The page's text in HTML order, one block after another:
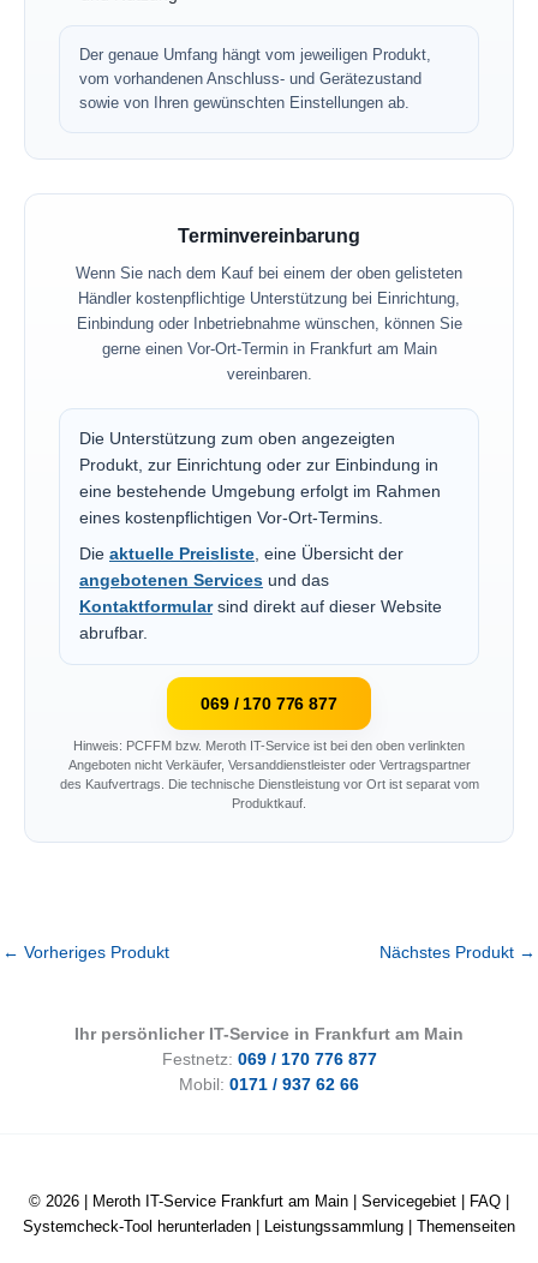
Der genaue Umfang hängt vom jeweiligen Produkt,
vom vorhandenen Anschluss- und Gerätezustand
sowie von Ihren gewünschten Einstellungen ab.
Terminvereinbarung
Wenn Sie nach dem Kauf bei einem der oben gelisteten
Händler kostenpflichtige Unterstützung bei Einrichtung,
Einbindung oder Inbetriebnahme wünschen, können Sie
gerne einen Vor-Ort-Termin in Frankfurt am Main
vereinbaren.
Die Unterstützung zum oben angezeigten
Produkt, zur Einrichtung oder zur Einbindung in
eine bestehende Umgebung erfolgt im Rahmen
eines kostenpflichtigen Vor-Ort-Termins.
Die aktuelle Preisliste, eine Übersicht der
angebotenen Services und das
Kontaktformularsind direkt auf dieser Website
abrufbar.
069 / 170 776 877
Hinweis: PCFFM bzw. Meroth IT-Service ist bei den oben verlinkten
Angeboten nicht Verkäufer, Versanddienstleister oder Vertragspartner
des Kaufvertrags. Die technische Dienstleistung vor Ort ist separat vom
Produktkauf.
← Vorheriges Produkt Nächstes Produkt →
Ihr persönlicher IT-Service in Frankfurt am Main
Festnetz: 069 / 170 776 877
Mobil: 0171 / 937 62 66
© 2026 | Meroth IT-Service Frankfurt am Main Servicegebiet FAQ
Systemcheck-Tool herunterladen
Leistungssammlung Themenseiten